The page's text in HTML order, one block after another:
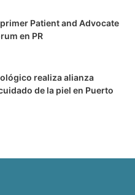
primer Patient and Advocate
en PR
realiza alianza
de la piel en Puerto